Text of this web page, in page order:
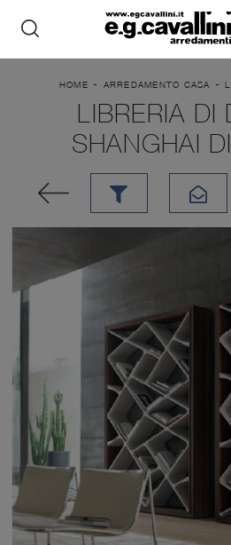
HOME - ARREDAMENTO CASA -
LIBRERIA DI
SHANGHAI